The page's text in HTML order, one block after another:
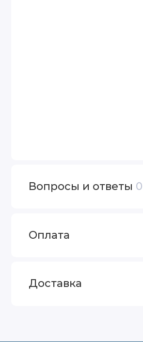
Вопросы и ответы 0
Оплата
Доставка